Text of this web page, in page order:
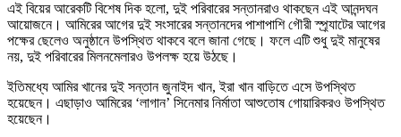
এই বিয়ের আরেকটি বিশেষ দিক হলো, দুই পরিবারের সন্তানরাও থাকছেন এই আনন্দঘন
আয়োজনে। আমিরের আগের দুই সংসারের সন্তানদের পাশাপাশি গৌরী স্প্র্যাটের আগের
পক্ষের ছেলেও অনুষ্ঠানে উপস্থিত থাকবে বলে জানা গেছে। ফলে এটি শুধু দুই মানুষের
নয়, দুই পরিবারের মিলনমেলারও উপলক্ষ হয়ে উঠছে।
ইতিমধ্যে আমির খানের দুই সন্তান জুনাইদ খান, ইরা খান বাড়িতে এসে উপস্থিত
হয়েছেন। এছাড়াও আমিরের ‘লাগান’ সিনেমার নির্মাতা আশুতোষ গোয়ারিকরও উপস্থিত
হয়েছেন।